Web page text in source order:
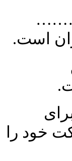
است.
خود را